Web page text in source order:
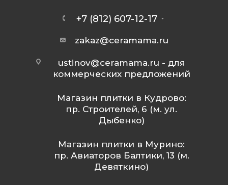
+7 (812) 607-12-17
zakaz@ceramama.ru
ustinov@ceramama.ru - для
коммерческих предложений
Магазин плитки в Кудрово:
пр. Строителей, 6 (м. ул.
Дыбенко)
Магазин плитки в Мурино:
пр. Авиаторов Балтики, 13 (м.
Девяткино)